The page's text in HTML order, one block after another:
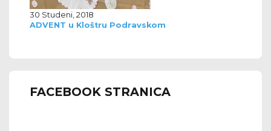
30 Studeni, 2018
ADVENT u Kloštru Podravskom
FACEBOOK STRANICA